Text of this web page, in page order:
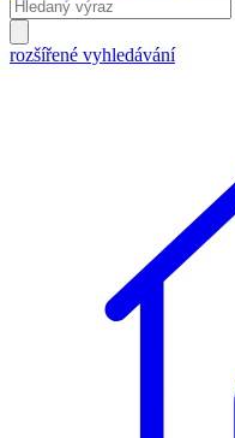
rozšířené vyhledávání